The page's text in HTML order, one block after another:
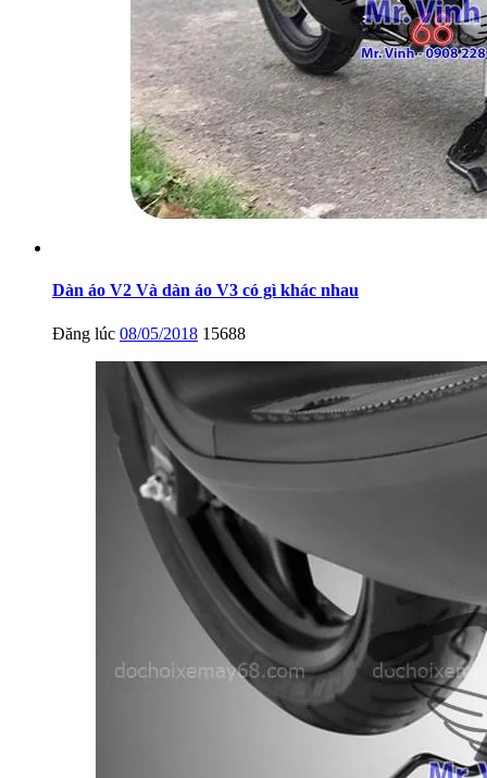
Dàn áo V2 Và dàn áo V3 có gì khác nhau
Đăng lúc 08/05/2018 15688